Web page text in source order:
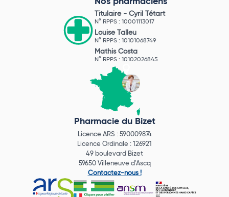
Titulaire - Cyril Tétart
N° RPPS : 10001113017
Louise Talleu
N° RPPS : 10101068749
Mathis Costa
N° RPPS : 10102026845
Pharmacie du Bizet
Licence ARS : 590009874
Licence Ordinale : 126921
49 boulevard Bizet
59650 Villeneuve d'Ascq
Contactez-nous !